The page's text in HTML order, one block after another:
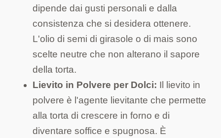
dipende dai gusti personali e dalla
consistenza che si desidera ottenere.
L'olio di semi di girasole o di mais sono
scelte neutre che non alterano il sapore
della torta.
Lievito in Polvere per Dolci: Il lievito in
polvere è l'agente lievitante che permette
alla torta di crescere in forno e di
diventare soffice e spugnosa. È